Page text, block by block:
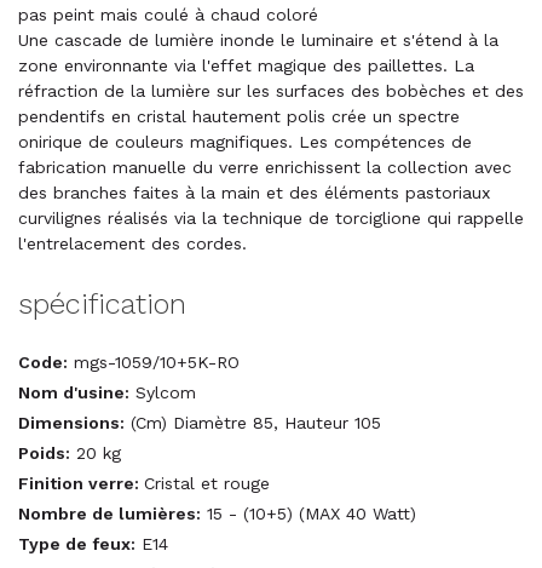
pas peint mais coulé à chaud coloré
Une cascade de lumière inonde le luminaire et s'étend à la
zone environnante via l'effet magique des paillettes. La
réfraction de la lumière sur les surfaces des bobèches et des
pendentifs en cristal hautement polis crée un spectre
onirique de couleurs magnifiques. Les compétences de
fabrication manuelle du verre enrichissent la collection avec
des branches faites à la main et des éléments pastoriaux
curvilignes réalisés via la technique de torciglione qui rappelle
l'entrelacement des cordes.
spécification
Code: mgs-1059/10+5K-RO
Nom d'usine: Sylcom
Dimensions: (Cm) Diamètre 85, Hauteur 105
Poids: 20 kg
Finition verre: Cristal et rouge
Nombre de lumières: 15 - (10+5) (MAX 40 Watt)
Type de feux: E14